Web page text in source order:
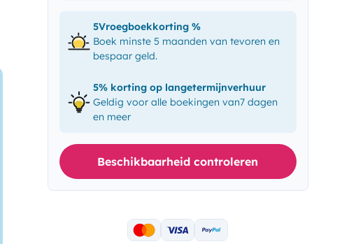
5Vroegboekkorting %
Boek minste 5 maanden van tevoren en
bespaar geld.
5% korting op langetermijnverhuur
Geldig voor alle boekingen van7 dagen
en meer
Beschikbaarheid controleren